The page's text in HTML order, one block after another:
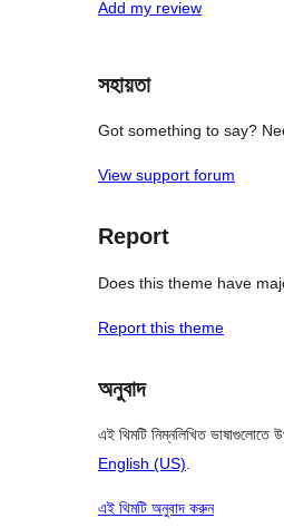
Add my review
সহায়তা
Got something to say?
View support forum
Report
Does this theme have
Report this theme
অনুবাদ
এই থিমটি নিম্নলিখিত ভাষাগুলোতে
English (US).
এই থিমটি অনুবাদ করুন